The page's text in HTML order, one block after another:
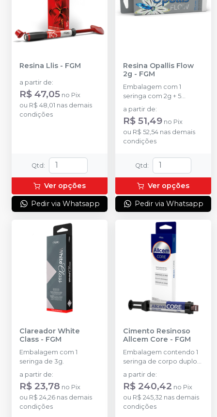
Resina Llis - FGM
a partir de:
R$ 47,05 no Pix
ou R$ 48,01 nas demais
condições
Qtd :
Ver opções
Pedir via Whatsapp
Resina Opallis Flow
2g - FGM
Embalagem com 1
seringa com 2g + 5
ponteiras de aplicação.
a partir de:
R$ 51,49 no Pix
ou R$ 52,54 nas demais
condições
Qtd :
Ver opções
Pedir via Whatsapp
Clareador White
Class - FGM
Embalagem com 1
seringa de 3g.
a partir de:
R$ 23,78 no Pix
ou R$ 24,26 nas demais
condições
Cimento Resinoso
Allcem Core - FGM
Embalagem contendo 1
seringa de corpo duplo
com 6g e 8 ponteiras
a partir de:
R$ 240,42 no Pix
ou R$ 245,32 nas demais
condições